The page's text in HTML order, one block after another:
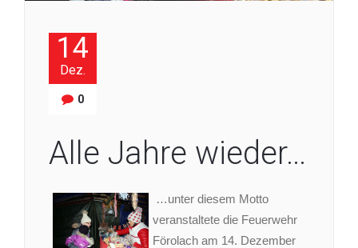
14
Dez.
0
Alle Jahre wieder…
…unter diesem Motto
veranstaltete die Feuerwehr
Förolach am 14. Dezember